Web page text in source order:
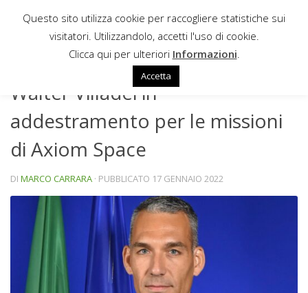
Sotto il contenuto
Walter Villadei in
addestramento per le missioni
di Axiom Space
DI MARCO CARRARA · PUBBLICATO 17 GENNAIO 2022
Questo sito utilizza cookie per raccogliere statistiche sui
visitatori. Utilizzandolo, accetti l'uso di cookie.
Clicca qui per ulteriori Informazioni
Accetta